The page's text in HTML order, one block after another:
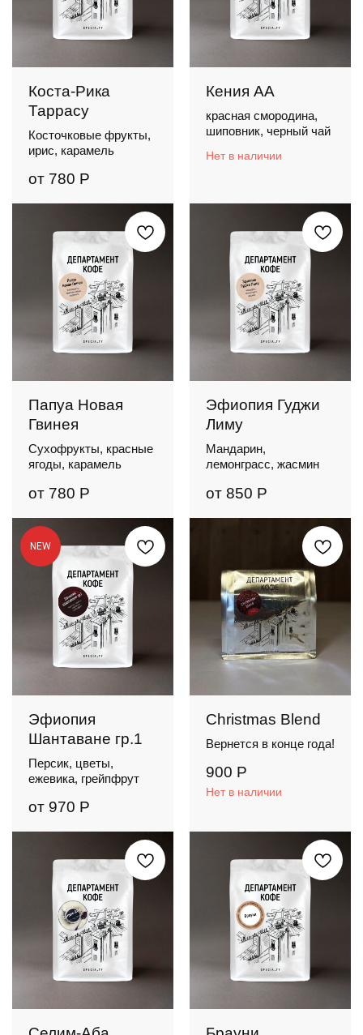
Коста-Рика
Таррасу
Косточковые фрукты,
ирис, карамель
от 780 Р
Кения АА
красная смородина,
шиповник, черный чай
Нет в наличии
Папуа Новая
Гвинея
Сухофрукты, красные
ягоды, карамель
от 780 Р
Эфиопия Гуджи
Лиму
Мандарин,
лемонграсс, жасмин
от 850 Р
NEW
Эфиопия
Шантаване гр.1
Персик, цветы,
ежевика, грейпфрут
от 970 Р
Christmas Blend
Вернется в конце года!
900 Р
Нет в наличии